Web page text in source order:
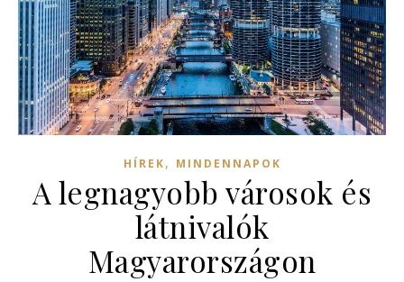
HÍREK, MINDENNAPOK
A legnagyobb városok és
látnivalók
Magyarországon